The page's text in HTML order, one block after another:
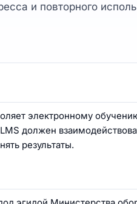
и повторного
электронному
должен
результаты.